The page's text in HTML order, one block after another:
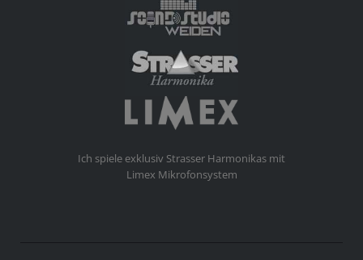
Ich spiele exklusiv Strasser Harmonikas mit
Limex Mikrofonsystem